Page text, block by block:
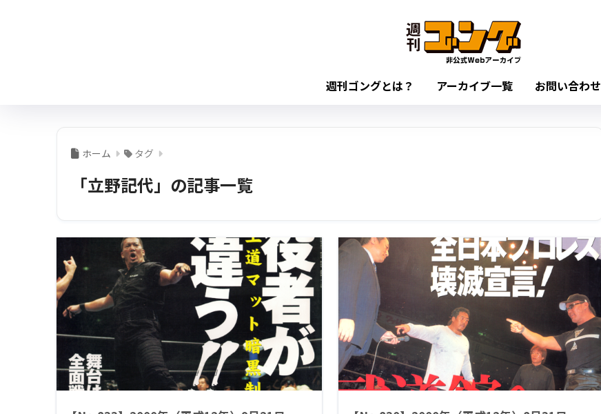
週刊ゴングとは？ アーカイブ一覧 お問い合わせ
ホーム タグ
「立野記代」の記事一覧